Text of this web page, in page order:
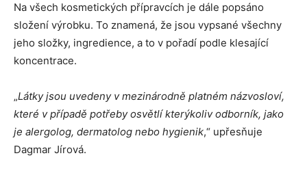
Na všech kosmetických přípravcích je dále popsáno
složení výrobku. To znamená, že jsou vypsané všechny
jeho složky, ingredience, a to v pořadí podle klesající
koncentrace.
„Látky jsou uvedeny v mezinárodně platném názvosloví,
které v případě potřeby osvětlí kterýkoliv odborník, jako
je alergolog, dermatolog nebo hygienik,“ upřesňuje
Dagmar Jírová.